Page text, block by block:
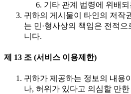
기타 관계 법령에 위배
귀하의 게시물이 타인의 저작
는 민·형사상의 책임은 전적
니다.
제 13 조 (서비스 이용제한)
귀하가 제공하는 정보의 내용
나, 허위가 있다고 의심할 만